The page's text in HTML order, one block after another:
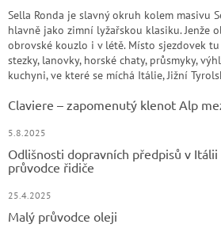
Sella Ronda je slavný okruh kolem masivu
hlavně jako zimní lyžařskou klasiku. Jenže
obrovské kouzlo i v létě. Místo sjezdovek
stezky, lanovky, horské chaty, průsmyky,
kuchyni, ve které se míchá Itálie, Jižní
Claviere – zapomenutý klenot Alp
5.8.2025
Odlišnosti dopravních předpisů v Itálii
průvodce řidiče
25.4.2025
Malý průvodce oleji